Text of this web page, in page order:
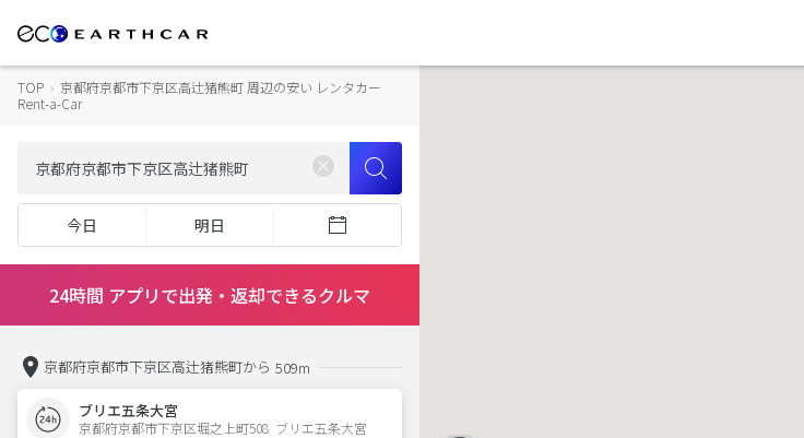
TOP › 京都府京都市下京区高辻猪熊町 周辺の安い レンタカー
Rent-a-Car
今日 明日
24時間 アプリで出発・返却できるクルマ
京都府京都市下京区高辻猪熊町から 509m
ブリエ五条大宮
京都府京都市下京区堀之上町508  ブリエ五条大宮